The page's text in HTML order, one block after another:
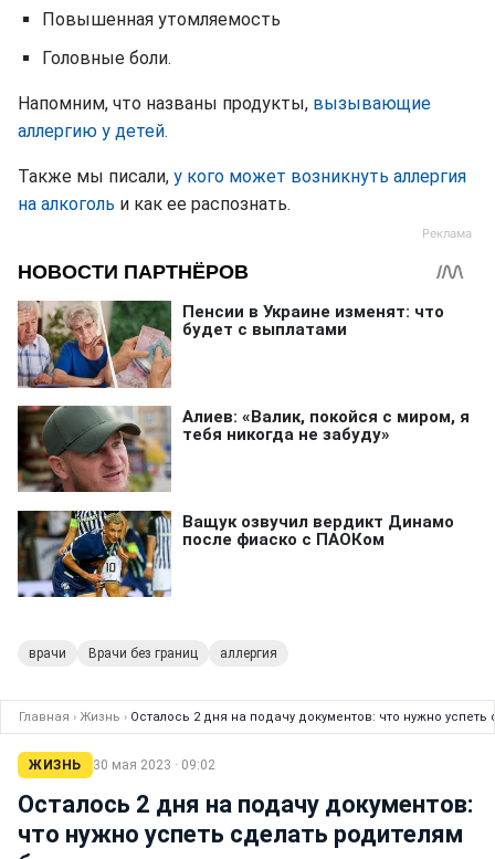
Повышенная утомляемость
Головные боли.
Напомним, что названы продукты, вызывающие
аллергию у детей.
Также мы писали, у кого может возникнуть аллергия
на алкоголь и как ее распознать.
врачи Врачи без границ аллергия
Главная › Жизнь › Осталось 2 дня на подачу документов: что нужно
ЖИЗНЬ 30 мая 2023 · 09:02
Осталось 2 дня на подачу документов:
что нужно успеть сделать родителям